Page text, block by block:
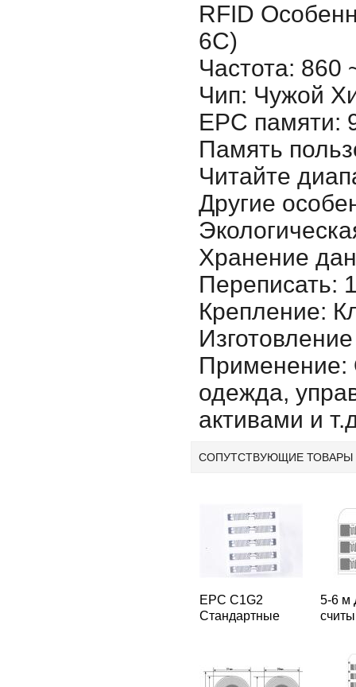
RFID
6C)
Частота: 860
Чип: Чужой
EPC памяти:
Память
Читайте
Другие
Хранение
Переписать:
Крепление:
Применение:
одежда,
активами и
СОПУТСТВУЮЩИЕ ТОВАРЫ
EPC C1G2
Стандартные
RFID-тегов
5-6 м